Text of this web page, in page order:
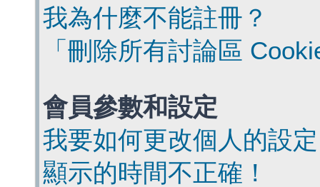
我為什麼不能註冊？
「刪除所有討論區
會員參數和設定
我要如何更改個人的設
顯示的時間不正確！